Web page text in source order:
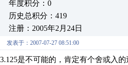
年度积分：0
历史总积分：419
注册：2005年2月24日
发表于：2007-07-27 08:51:00
3.125是不可能的，肯定有个舍或入的